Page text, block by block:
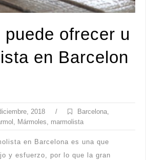
puede ofrecer u
en Barcelon
2018 / Barcelona,
, Mármoles, marmolista
en Barcelona es una que
y esfuerzo, por lo que la gran